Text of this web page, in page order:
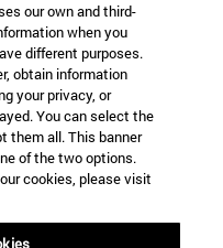
our own and third-
when you
different purposes.
obtain information
your privacy, or
You can select the
them all. This banner
of the two options.
cookies, please visit